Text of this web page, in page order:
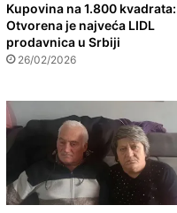
Kupovina na 1.800 kvadrata:
Otvorena je najveća LIDL
prodavnica u Srbiji
26/02/2026